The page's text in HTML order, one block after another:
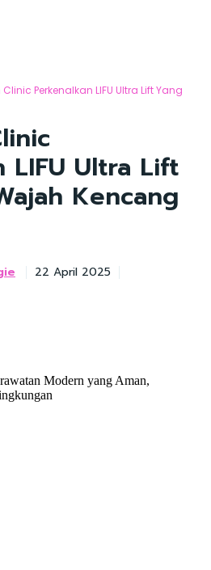
Perkenalkan LIFU Ultra Lift Yang
LIFU Ultra Lift
Kencang
22 April 2025